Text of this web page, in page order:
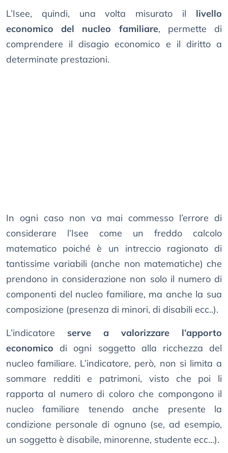
L’Isee, quindi, una volta misurato il livello
economico del nucleo familiare, permette di
comprendere il disagio economico e il diritto a
determinate prestazioni.
In ogni caso non va mai commesso l’errore di
considerare l’Isee come un freddo calcolo
matematico poiché è un intreccio ragionato di
tantissime variabili (anche non matematiche) che
prendono in considerazione non solo il numero di
componenti del nucleo familiare, ma anche la sua
composizione (presenza di minori, di disabili ecc..).
L’indicatore serve a valorizzare l’apporto
economico di ogni soggetto alla ricchezza del
nucleo familiare. L’indicatore, però, non si limita a
sommare redditi e patrimoni, visto che poi li
rapporta al numero di coloro che compongono il
nucleo familiare tenendo anche presente la
condizione personale di ognuno (se, ad esempio,
un soggetto è disabile, minorenne, studente ecc…).